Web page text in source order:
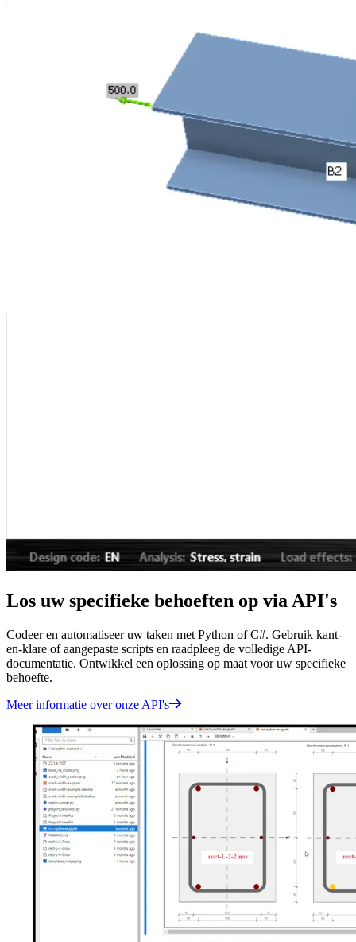
Los uw specifieke behoeften op via API's
Codeer en automatiseer uw taken met Python of C#. Gebruik kant-
en-klare of aangepaste scripts en raadpleeg de volledige API-
documentatie. Ontwikkel een oplossing op maat voor uw specifieke
behoefte.
Meer informatie over onze API's